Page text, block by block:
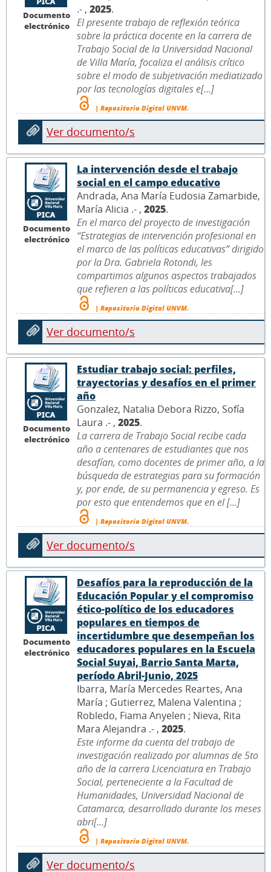
Documento
electrónico
.- , 2025.
El presente trabajo de reflexión teórica
sobre la práctica docente en la carrera de
Trabajo Social de la Universidad Nacional
de Villa María, focaliza el análisis crítico
sobre el modo de subjetivación mediatizado
por las tecnologías digitales e[...]
| Repositorio Digital UNVM.
Ver documento/s
Documento
electrónico
La intervención desde el trabajo
social en el campo educativo
Andrada, Ana María Eudosia Zamarbide,
María Alicia .- , 2025.
En el marco del proyecto de investigación
“Estrategias de intervención profesional en
el marco de las políticas educativas” dirigido
por la Dra. Gabriela Rotondi, les
compartimos algunos aspectos trabajados
que refieren a las políticas educativa[...]
| Repositorio Digital UNVM.
Ver documento/s
Documento
electrónico
Estudiar trabajo social: perfiles,
trayectorias y desafíos en el primer
año
Gonzalez, Natalia Debora Rizzo, Sofía
Laura .- , 2025.
La carrera de Trabajo Social recibe cada
año a centenares de estudiantes que nos
desafían, como docentes de primer año, a la
búsqueda de estrategias para su formación
y, por ende, de su permanencia y egreso. Es
por esto que entendemos que en el [...]
| Repositorio Digital UNVM.
Ver documento/s
Documento
electrónico
Desafíos para la reproducción de la
Educación Popular y el compromiso
ético-político de los educadores
populares en tiempos de
incertidumbre que desempeñan los
educadores populares en la Escuela
Social Suyai, Barrio Santa Marta,
período Abril-Junio, 2025
Ibarra, María Mercedes Reartes, Ana
María ; Gutierrez, Malena Valentina ;
Robledo, Fiama Anyelen ; Nieva, Rita
Mara Alejandra .- , 2025.
Este informe da cuenta del trabajo de
investigación realizado por alumnas de 5to
año de la carrera Licenciatura en Trabajo
Social, perteneciente a la Facultad de
Humanidades, Universidad Nacional de
Catamarca, desarrollado durante los meses
abri[...]
| Repositorio Digital UNVM.
Ver documento/s